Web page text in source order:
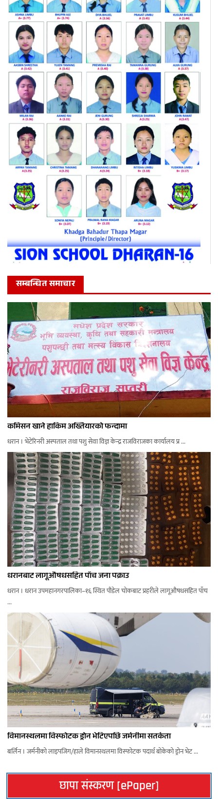
सम्बन्धित समाचार
कमिसन खाने हाकिम अख्तियारको फन्दामा
धरान । भेटेरिनरी अस्पताल तथा पशु सेवा विज्ञ केन्द्र राजविराजका कार्यालय प्र ...
धरानबाट लागूऔषधसहित पाँच जना पक्राउ
धरान । धरान उपमहानगरपालिका–१६ स्थित पौडेल चोकबाट प्रहरीले लागूऔषधसहित पाँच
...
विमानस्थलमा विस्फोटक ड्रोन भेटिएपछि जर्मनीमा सतर्कता
बर्लिन । जर्मनीको लाइपजिग/हाले विमानस्थलमा विस्फोटक पदार्थ बोकेको ड्रोन भेट ...
छापा संस्करण [ePaper]